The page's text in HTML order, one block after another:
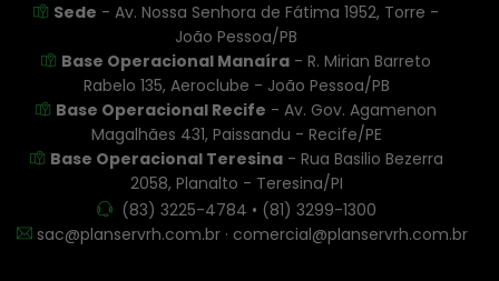
Sede - Av. Nossa Senhora de Fátima 1952, Torre -
João Pessoa/PB
Base Operacional Manaíra - R. Mirian Barreto
Rabelo 135, Aeroclube - João Pessoa/PB
Base Operacional Recife - Av. Gov. Agamenon
Magalhães 431, Paissandu - Recife/PE
Base Operacional Teresina- Rua Basilio Bezerra
2058, Planalto - Teresina/PI
(83) 3225-4784 • (81) 3299-1300
sac@planservrh.com.br · comercial@planservrh.com.br